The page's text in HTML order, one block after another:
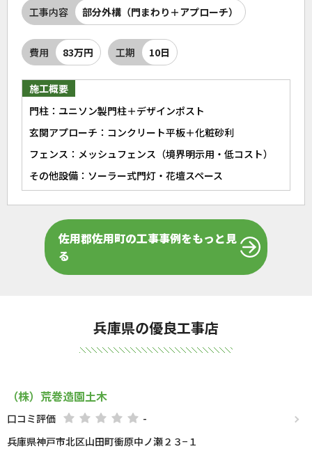
工事内容 部分外構（門まわり＋アプローチ）
費用 83万円 工期 10日
施工概要
門柱：ユニソン製門柱＋デザインポスト
玄関アプローチ：コンクリート平板＋化粧砂利
フェンス：メッシュフェンス（境界明示用・低コスト）
その他設備：ソーラー式門灯・花壇スペース
佐用郡佐用町の工事事例をもっと見
る
兵庫県の優良工事店
（株）荒巻造園土木
口コミ評価
-
兵庫県神戸市北区山田町衝原中ノ瀬２３−１